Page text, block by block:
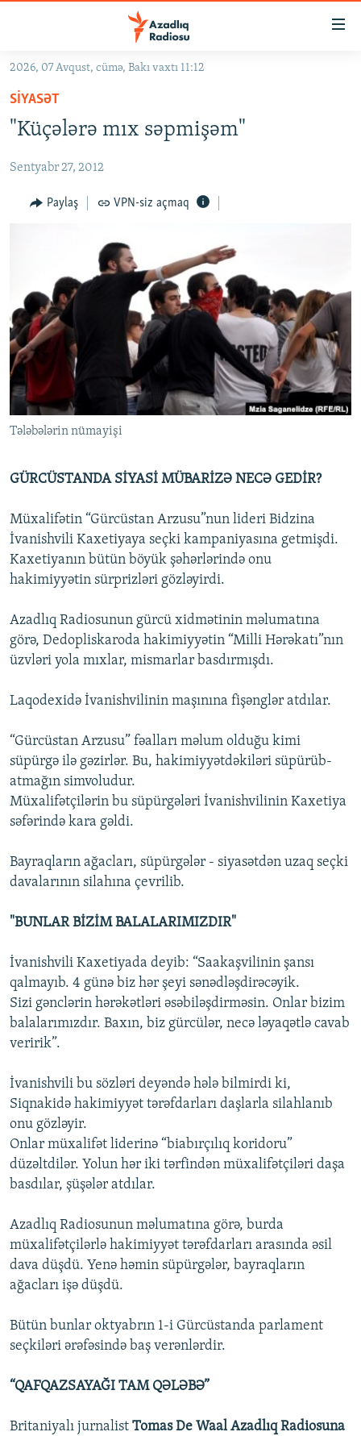
Əsas
qayıt
Əsas
naviqasiyaya
qayıt
GÜNDƏM
#İZAHLA
KORRUPSIOMETR
#ƏSLINDƏ
FƏRQƏ BAX
MULTIMEDIA
VIDEO
FOTOQALEREYA
İNFOQRAFIKA
KARIKATURA
RADIO ARXIV
OXU ZALI
AZƏRBAYCAN ƏDƏBIYYATI KITABXANASI
İSLAM VƏ DEMOKRATIYA
İZ - MƏDƏNIYYƏT PROQRAMI
HAQQIMIZDA
MISSIYAMIZ
PEŞƏ ETIKASI VƏ JURNALISTIKA STANDARTLARIMIZ
MATERIALLARIMIZDAN ISTIFADƏ
XƏBƏR BÜLLETENLƏRIMIZ
BIZI IZLƏ
2026, 07 Avqust, cümə, Bakı vaxtı 11:12
SIYASƏT
"Küçələrə mıx səpmişəm"
Sentyabr 27, 2012
Paylaş VPN-siz açmaq
Tələbələrin nümayişi
GÜRCÜSTANDA SİYASİ MÜBARİZƏ NECƏ GEDİR?
Müxalifətin “Gürcüstan Arzusu”nun lideri Bidzina
İvanishvili Kaxetiyaya seçki kampaniyasına getmişdi.
Kaxetiyanın bütün böyük şəhərlərində onu
hakimiyyətin sürprizləri gözləyirdi.
Azadlıq Radiosunun gürcü xidmətinin məlumatına
görə, Dedopliskaroda hakimiyyətin “Milli Hərəkatı”nın
üzvləri yola mıxlar, mismarlar basdırmışdı.
Laqodexidə İvanishvilinin maşınına fişənglər atdılar.
“Gürcüstan Arzusu” fəalları məlum olduğu kimi
süpürgə ilə gəzirlər. Bu, hakimiyyətdəkiləri süpürüb-
atmağın simvoludur.
Müxalifətçilərin bu süpürgələri İvanishvilinin Kaxetiya
səfərində kara gəldi.
Bayraqların ağacları, süpürgələr - siyasətdən uzaq seçki
davalarının silahına çevrilib.
"BUNLAR BİZİM BALALARIMIZDIR"
İvanishvili Kaxetiyada deyib: “Saakaşvilinin şansı
qalmayıb. 4 günə biz hər şeyi sənədləşdirəcəyik.
Sizi gənclərin hərəkətləri əsəbiləşdirməsin. Onlar bizim
balalarımızdır. Baxın, biz gürcülər, necə ləyaqətlə cavab
veririk”.
İvanishvili bu sözləri deyəndə hələ bilmirdi ki,
Siqnakidə hakimiyyət tərəfdarları daşlarla silahlanıb
onu gözləyir.
Onlar müxalifət liderinə “biabırçılıq koridoru”
düzəltdilər. Yolun hər iki tərfindən müxalifətçiləri daşa
basdılar, şüşələr atdılar.
Azadlıq Radiosunun məlumatına görə, burda
müxalifətçilərlə hakimiyyət tərəfdarları arasında əsil
dava düşdü. Yenə həmin süpürgələr, bayraqların
ağacları işə düşdü.
Bütün bunlar oktyabrın 1-i Gürcüstanda parlament
seçkiləri ərəfəsində baş verənlərdir.
“QAFQAZSAYAĞI TAM QƏLƏBƏ”
Britaniyalı jurnalist Tomas De Waal Azadlıq Radiosuna